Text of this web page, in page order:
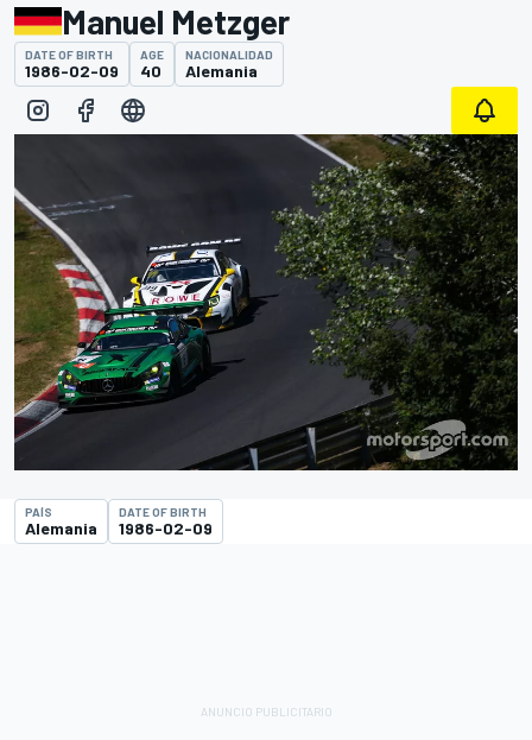
Manuel Metzger
DATE OF BIRTH
1986-02-09
AGE
40
NACIONALIDAD
Alemania
PAÍS
Alemania
DATE OF BIRTH
1986-02-09